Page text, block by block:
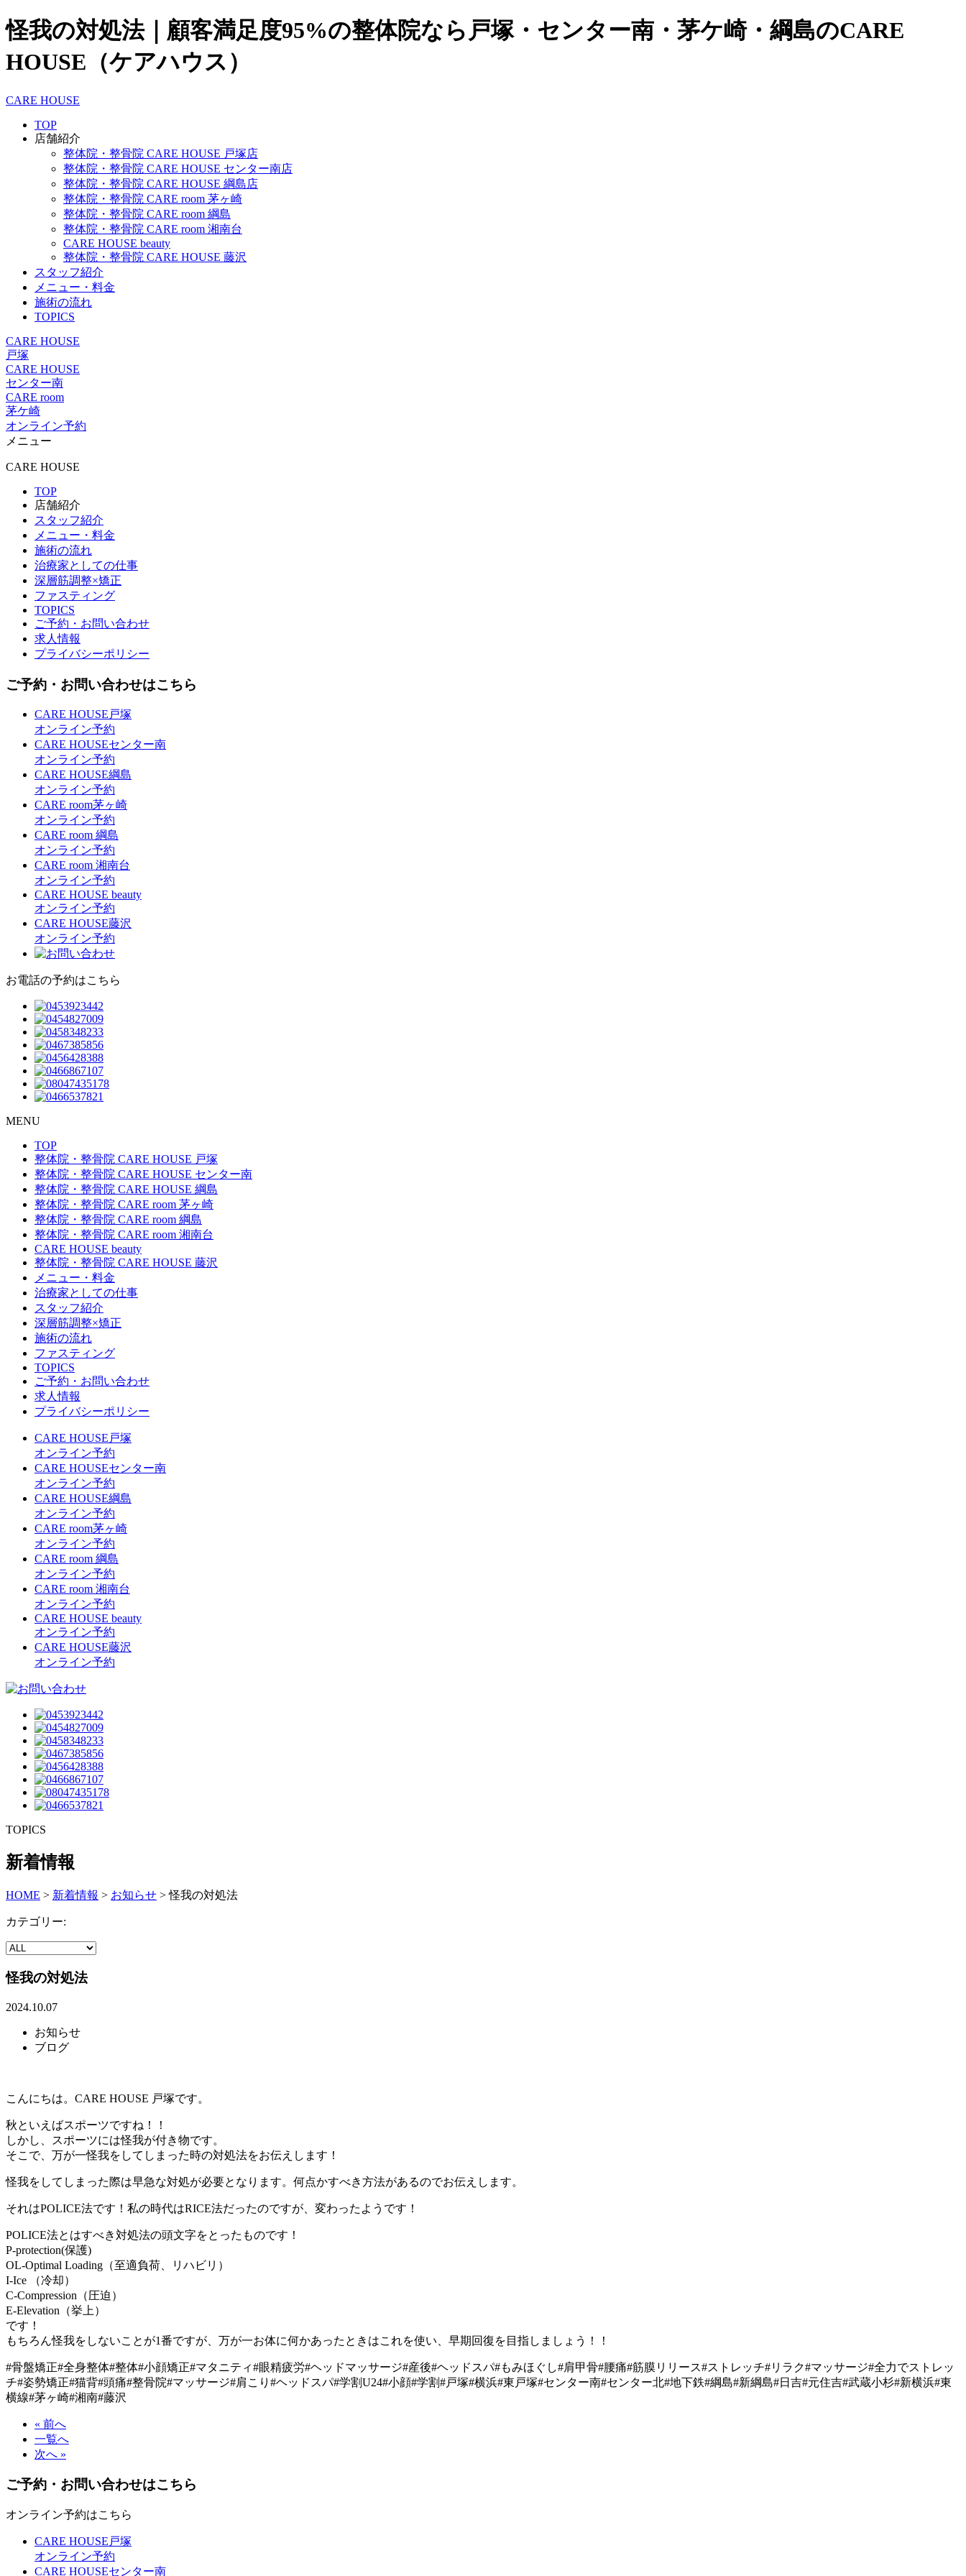
怪我の対処法｜顧客満足度95%の整体院なら戸塚・センター南・茅ケ崎・綱島のCARE
HOUSE（ケアハウス）
CARE HOUSE
TOP
店舗紹介
整体院・整骨院 CARE HOUSE 戸塚店
整体院・整骨院 CARE HOUSE センター南店
整体院・整骨院 CARE HOUSE 綱島店
整体院・整骨院 CARE room 茅ヶ崎
整体院・整骨院 CARE room 綱島
整体院・整骨院 CARE room 湘南台
CARE HOUSE beauty
整体院・整骨院 CARE HOUSE 藤沢
スタッフ紹介
メニュー・料金
施術の流れ
TOPICS
CARE HOUSE
戸塚
CARE HOUSE
センター南
CARE room
茅ケ崎
オンライン予約
メニュー
CARE HOUSE
TOP
店舗紹介
スタッフ紹介
メニュー・料金
施術の流れ
治療家としての仕事
深層筋調整×矯正
ファスティング
TOPICS
ご予約・お問い合わせ
求人情報
プライバシーポリシー
ご予約・お問い合わせはこちら
CARE HOUSE戸塚
オンライン予約
CARE HOUSEセンター南
オンライン予約
CARE HOUSE綱島
オンライン予約
CARE room茅ヶ崎
オンライン予約
CARE room 綱島
オンライン予約
CARE room 湘南台
オンライン予約
CARE HOUSE beauty
オンライン予約
CARE HOUSE藤沢
オンライン予約
お電話の予約はこちら
MENU
TOP
整体院・整骨院 CARE HOUSE 戸塚
整体院・整骨院 CARE HOUSE センター南
整体院・整骨院 CARE HOUSE 綱島
整体院・整骨院 CARE room 茅ヶ崎
整体院・整骨院 CARE room 綱島
整体院・整骨院 CARE room 湘南台
CARE HOUSE beauty
整体院・整骨院 CARE HOUSE 藤沢
メニュー・料金
治療家としての仕事
スタッフ紹介
深層筋調整×矯正
施術の流れ
ファスティング
TOPICS
ご予約・お問い合わせ
求人情報
プライバシーポリシー
CARE HOUSE戸塚
オンライン予約
CARE HOUSEセンター南
オンライン予約
CARE HOUSE綱島
オンライン予約
CARE room茅ヶ崎
オンライン予約
CARE room 綱島
オンライン予約
CARE room 湘南台
オンライン予約
CARE HOUSE beauty
オンライン予約
CARE HOUSE藤沢
オンライン予約
TOPICS
新着情報
HOME > 新着情報 > お知らせ >怪我の対処法
カテゴリー:
怪我の対処法
2024.10.07
お知らせ
ブログ
こんにちは。CARE HOUSE 戸塚です。
秋といえばスポーツですね！！
しかし、スポーツには怪我が付き物です。
そこで、万が一怪我をしてしまった時の対処法をお伝えします！
怪我をしてしまった際は早急な対処が必要となります。何点かすべき方法があるのでお伝えします。
それはPOLICE法です！私の時代はRICE法だったのですが、変わったようです！
POLICE法とはすべき対処法の頭文字をとったものです！
P-protection(保護)
OL-Optimal Loading（至適負荷、リハビリ）
I-Ice （冷却）
C-Compression（圧迫）
E-Elevation（挙上）
です！
もちろん怪我をしないことが1番ですが、万が一お体に何かあったときはこれを使い、早期回復を目指しましょう！！
#骨盤矯正#全身整体#整体#小顔矯正#マタニティ#眼精疲労#ヘッドマッサージ#産後#ヘッドスパ#もみほぐし#肩甲骨#腰痛#筋膜リリース#ストレッチ#リラク#マッサージ#全力でストレッ
チ#姿勢矯正#猫背#頭痛#整骨院#マッサージ#肩こり#ヘッドスパ#学割U24#小顔#学割#戸塚#横浜#東戸塚#センター南#センター北#地下鉄#綱島#新綱島#日吉#元住吉#武蔵小杉#新横浜#東
横線#茅ヶ崎#湘南#藤沢
« 前へ
一覧へ
次へ »
ご予約・お問い合わせはこちら
オンライン予約はこちら
CARE HOUSE戸塚
オンライン予約
CARE HOUSEセンター南